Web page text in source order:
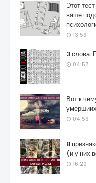
Этот
ваше
13:59
3 слова.
04:57
Вот к
04:59
8
(и у них
16:20